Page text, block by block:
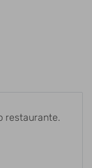
restaurante.